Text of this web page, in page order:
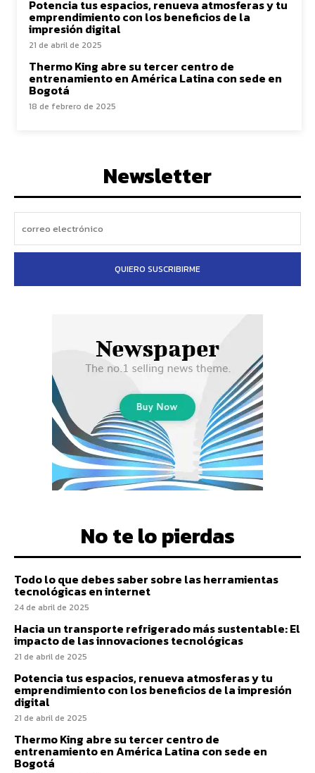
Potencia tus espacios, renueva atmosferas y tu
emprendimiento con los beneficios de la
impresión digital
21 de abril de 2025
Thermo King abre su tercer centro de
entrenamiento en América Latina con sede en
Bogotá
18 de febrero de 2025
Newsletter
QUIERO SUSCRIBIRME
No te lo pierdas
Todo lo que debes saber sobre las herramientas
tecnológicas en internet
24 de abril de 2025
Hacia un transporte refrigerado más sustentable: El
impacto de las innovaciones tecnológicas
21 de abril de 2025
Potencia tus espacios, renueva atmosferas y tu
emprendimiento con los beneficios de la impresión
digital
21 de abril de 2025
Thermo King abre su tercer centro de
entrenamiento en América Latina con sede en
Bogotá